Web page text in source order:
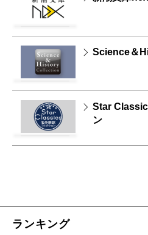
Science＆
Star
ン
ランキング